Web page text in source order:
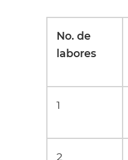
No. de
labores
1
2